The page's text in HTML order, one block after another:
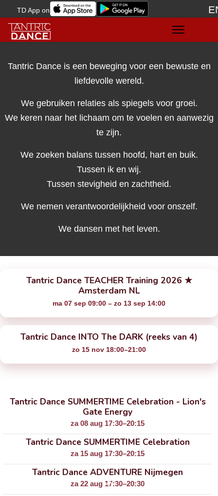
TD App on
Tantric Dance is een beweging voor een bewuste en
liefdevolle wereld.
We gebruiken relaties als spiegels voor groei.
We keren naar het lichaam om te voelen en aanwezig
te zijn.
We zoeken balans tussen hoofd, hart en buik.
Tussen ik en wij.
Tussen stevigheid en zachtheid.
We nemen verantwoordelijkheid voor onszelf.
We dansen met het leven.
Tantric Dance TEACHER Training 2026 ★
Amsterdam NL
ma 07 sep 09:00 – zo 13 sep 14:00
Tantric Dance INTO The DARK (reeks van 4)
zo 15 nov 18:00–21:00
Tantric Dance SUMMERTIME Celebration - Lion's
Gate Energy
za 08 aug 17:30–20:15
Tantric Dance SUMMERTIME Celebration
za 15 aug 17:30–20:15
Tantric Dance ADVENTURE Nijmegen
za 22 aug 17:30–20:30